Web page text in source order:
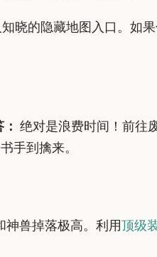
晓的隐藏地图入口。如
绝对是浪费时间！前往
手到擒来。
神兽掉落极高。利用顶级